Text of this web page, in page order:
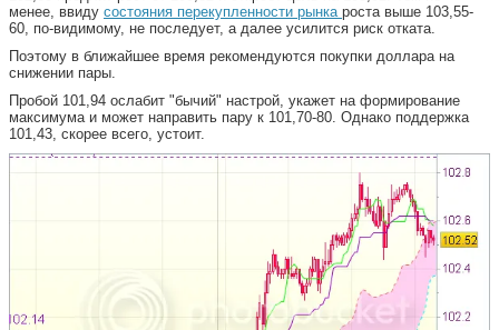
менее, ввиду состояния перекупленности рынка роста выше 103,55-
60, по-видимому, не последует, а далее усилится риск отката.
Поэтому в ближайшее время рекомендуются покупки доллара на
снижении пары.
Пробой 101,94 ослабит "бычий" настрой, укажет на формирование
максимума и может направить пару к 101,70-80. Однако поддержка
101,43, скорее всего, устоит.